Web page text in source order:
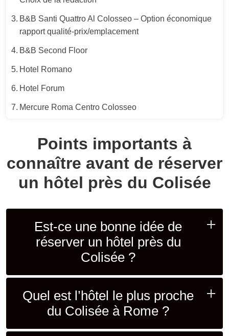
B&B Santi Quattro Al Colosseo – Option économique
rapport qualité-prix/emplacement
B&B Second Floor
Hotel Romano
Hotel Forum
Mercure Roma Centro Colosseo
Points importants à
connaître avant de réserver
un hôtel près du Colisée
Est-ce une bonne idée de
réserver un hôtel près du
Colisée ?
Quel est l’hôtel le plus proche
du Colisée à Rome ?